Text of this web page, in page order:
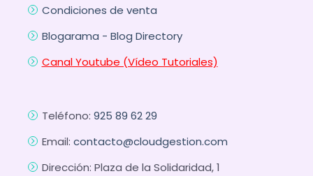
Condiciones de venta
Blogarama - Blog Directory
Canal Youtube (Vídeo Tutoriales)
Teléfono: 925 89 62 29
Email: contacto@cloudgestion.com
Dirección: Plaza de la Solidaridad, 1